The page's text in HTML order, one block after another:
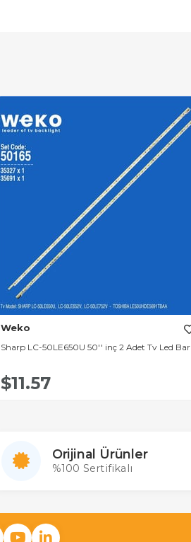
Weko
Sharp LC-50LE650U 50'' inç 2 Adet Tv Led Bar
$11.57
Orijinal Ürünler
%100 Sertifikalı